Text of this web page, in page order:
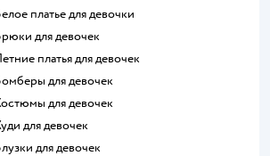
Белое платье для девочки
Брюки для девочек
Летние платья для девочек
Бомберы для девочек
Костюмы для девочек
Худи для девочек
Блузки для девочек